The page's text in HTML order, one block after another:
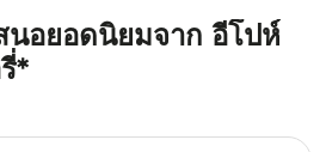
นอยอดนิยมจาก อีโปห์
*